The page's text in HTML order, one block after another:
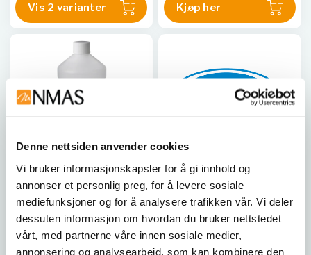
Denne nettsiden anvender cookies
Vi bruker informasjonskapsler for å gi innhold og
annonser et personlig preg, for å levere sosiale
mediefunksjoner og for å analysere trafikken vår. Vi deler
dessuten informasjon om hvordan du bruker nettstedet
vårt, med partnerne våre innen sosiale medier,
annonsering og analysearbeid, som kan kombinere den
Vis 2 varianter Kjøp her
HACH
Natriumhydroksydløsning,
1.00N, 900 ml
RAA 104553
HACH
Kombinert pH-elektrode,
pHC3006-9. Ag/AgCl.
Skrutopp